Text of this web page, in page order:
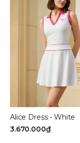
VÁY LIỀN
CHÂN VÁY
Alice Dress - White
3.670.000₫